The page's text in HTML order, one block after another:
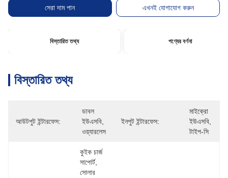
সেরা দাম পান এখনই যোগাযোগ করুন
বিস্তারিত তথ্য পণ্যের বর্ণনা
বিস্তারিত তথ্য
আউটপুট ইন্টারফেস:
ডাবল
ইউএসবি,
ওয়্যারলেস
ইনপুট ইন্টারফেস:
মাইক্রো
ইউএসবি,
টাইপ-সি
কুইক চার্জ
সাপোর্ট,
সোলার